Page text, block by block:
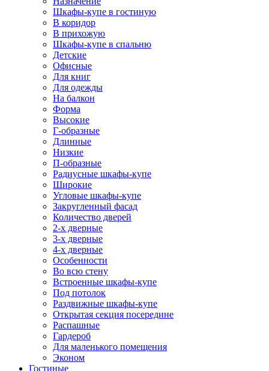
Шкафы-купе в гостиную
В коридор
В прихожую
Шкафы-купе в спальню
Детские
Офисные
Для книг
Для одежды
На балкон
Форма
Высокие
Г-образные
Длинные
Низкие
П-образные
Радиусные шкафы-купе
Широкие
Угловые шкафы-купе
Закругленный фасад
Количество дверей
2-х дверные
3-х дверные
4-х дверные
Особенности
Во всю стену
Встроенные шкафы-купе
Под потолок
Раздвижные шкафы-купе
Открытая секция посередине
Распашные
Гардероб
Для маленького помещения
Эконом
Гостиные